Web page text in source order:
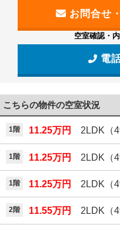
空室確認・
電
こちらの物件の空室状況
1階 11.25万円 2LDK（
1階 11.25万円 2LDK（
1階 11.25万円 2LDK（
2階 11.55万円 2LDK（